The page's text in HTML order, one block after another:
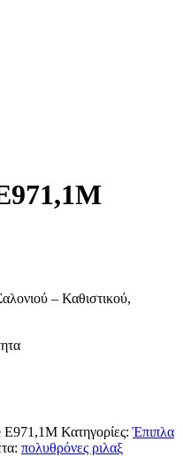
– Καθιστικού,
E971,1M Κατηγορίες: Έπιπλα
πολυθρόνες ριλαξ